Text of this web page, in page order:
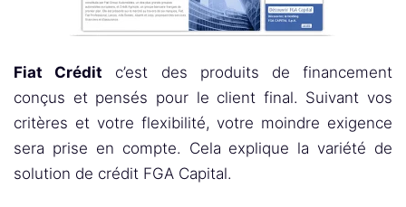
Fiat Crédit c’est des produits de financement
conçus et pensés pour le client final. Suivant vos
critères et votre flexibilité, votre moindre exigence
sera prise en compte. Cela explique la variété de
solution de crédit FGA Capital.